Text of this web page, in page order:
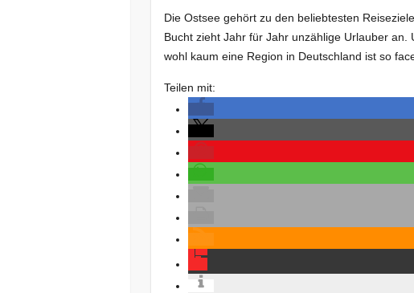
Die Ostsee gehört zu den beliebtesten
Bucht zieht Jahr für Jahr unzählige Urlauber
wohl kaum eine Region in Deutschland ist so
Teilen mit: